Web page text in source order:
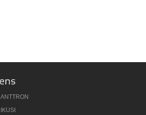
ANTTRON
IKUSI